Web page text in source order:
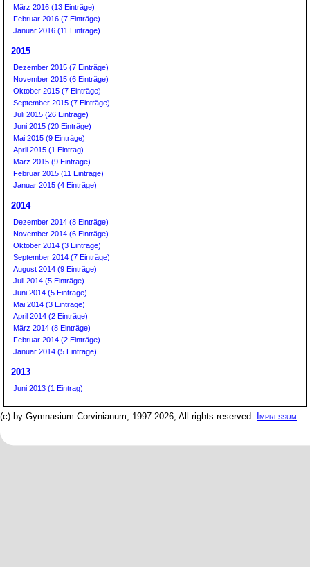
März 2016 (13 Einträge)
Februar 2016 (7 Einträge)
Januar 2016 (11 Einträge)
2015
Dezember 2015 (7 Einträge)
November 2015 (6 Einträge)
Oktober 2015 (7 Einträge)
September 2015 (7 Einträge)
Juli 2015 (26 Einträge)
Juni 2015 (20 Einträge)
Mai 2015 (9 Einträge)
April 2015 (1 Eintrag)
März 2015 (9 Einträge)
Februar 2015 (11 Einträge)
Januar 2015 (4 Einträge)
2014
Dezember 2014 (8 Einträge)
November 2014 (6 Einträge)
Oktober 2014 (3 Einträge)
September 2014 (7 Einträge)
August 2014 (9 Einträge)
Juli 2014 (5 Einträge)
Juni 2014 (5 Einträge)
Mai 2014 (3 Einträge)
April 2014 (2 Einträge)
März 2014 (8 Einträge)
Februar 2014 (2 Einträge)
Januar 2014 (5 Einträge)
2013
Juni 2013 (1 Eintrag)
(c) by Gymnasium Corvinianum, 1997-2026; All rights reserved. Impressum